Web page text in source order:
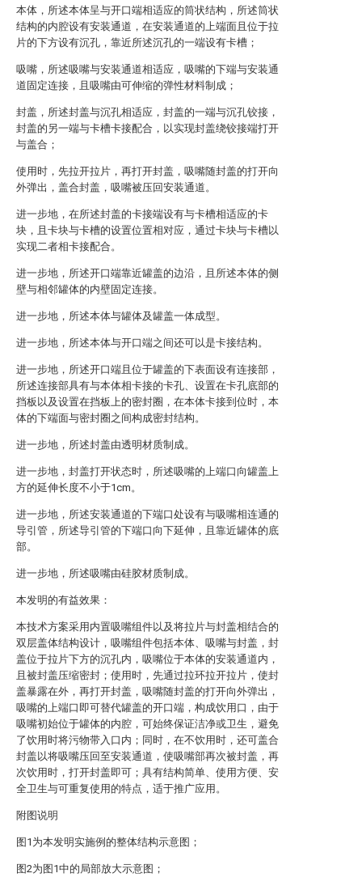
本体，所述本体呈与开口端相适应的筒状结构，所述筒状
结构的内腔设有安装通道，在安装通道的上端面且位于拉
片的下方设有沉孔，靠近所述沉孔的一端设有卡槽；
吸嘴，所述吸嘴与安装通道相适应，吸嘴的下端与安装通
道固定连接，且吸嘴由可伸缩的弹性材料制成；
封盖，所述封盖与沉孔相适应，封盖的一端与沉孔铰接，
封盖的另一端与卡槽卡接配合，以实现封盖绕铰接端打开
与盖合；
使用时，先拉开拉片，再打开封盖，吸嘴随封盖的打开向
外弹出，盖合封盖，吸嘴被压回安装通道。
进一步地，在所述封盖的卡接端设有与卡槽相适应的卡
块，且卡块与卡槽的设置位置相对应，通过卡块与卡槽以
实现二者相卡接配合。
进一步地，所述开口端靠近罐盖的边沿，且所述本体的侧
壁与相邻罐体的内壁固定连接。
进一步地，所述本体与罐体及罐盖一体成型。
进一步地，所述本体与开口端之间还可以是卡接结构。
进一步地，所述开口端且位于罐盖的下表面设有连接部，
所述连接部具有与本体相卡接的卡孔、设置在卡孔底部的
挡板以及设置在挡板上的密封圈，在本体卡接到位时，本
体的下端面与密封圈之间构成密封结构。
进一步地，所述封盖由透明材质制成。
进一步地，封盖打开状态时，所述吸嘴的上端口向罐盖上
方的延伸长度不小于1cm。
进一步地，所述安装通道的下端口处设有与吸嘴相连通的
导引管，所述导引管的下端口向下延伸，且靠近罐体的底
部。
进一步地，所述吸嘴由硅胶材质制成。
本发明的有益效果：
本技术方案采用内置吸嘴组件以及将拉片与封盖相结合的
双层盖体结构设计，吸嘴组件包括本体、吸嘴与封盖，封
盖位于拉片下方的沉孔内，吸嘴位于本体的安装通道内，
且被封盖压缩密封；使用时，先通过拉环拉开拉片，使封
盖暴露在外，再打开封盖，吸嘴随封盖的打开向外弹出，
吸嘴的上端口即可替代罐盖的开口端，构成饮用口，由于
吸嘴初始位于罐体的内腔，可始终保证洁净或卫生，避免
了饮用时将污物带入口内；同时，在不饮用时，还可盖合
封盖以将吸嘴压回至安装通道，使吸嘴部再次被封盖，再
次饮用时，打开封盖即可；具有结构简单、使用方便、安
全卫生与可重复使用的特点，适于推广应用。
附图说明
图1为本发明实施例的整体结构示意图；
图2为图1中的局部放大示意图；